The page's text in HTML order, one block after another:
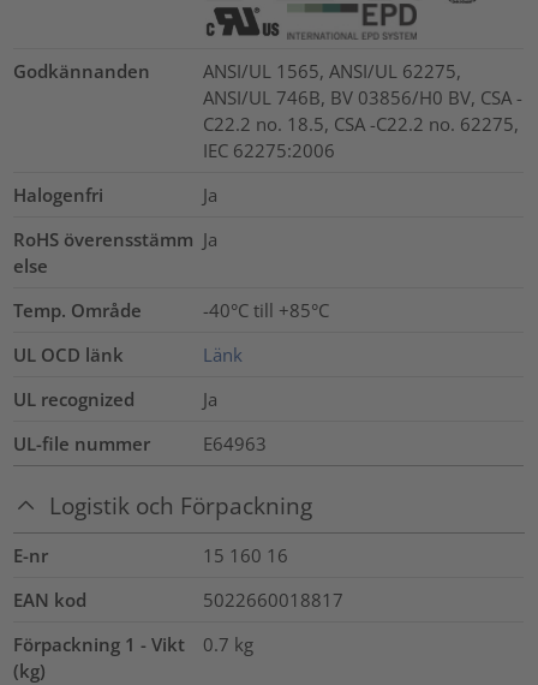
Godkännanden
ANSI/UL 1565, ANSI/UL 62275,
ANSI/UL 746B, BV 03856/H0 BV, CSA -
C22.2 no. 18.5, CSA -C22.2 no. 62275,
IEC 62275:2006
Halogenfri
Ja
RoHS överensstämm
else
Ja
Temp. Område
-40°C till +85°C
UL OCD länk
Länk
UL recognized
Ja
UL-file nummer
E64963
Logistik och Förpackning
E-nr
15 160 16
EAN kod
5022660018817
Förpackning 1 - Vikt
(kg)
0.7 kg